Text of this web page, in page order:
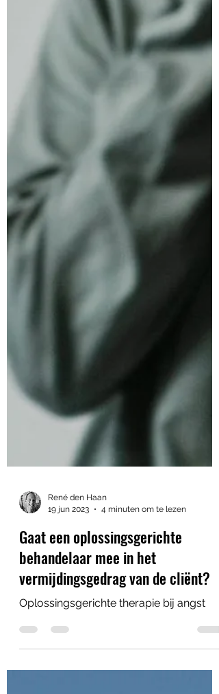
René den Haan
19 jun 2023
4 minuten om te lezen
Gaat een oplossingsgerichte
behandelaar mee in het
vermijdingsgedrag van de cliënt?
Oplossingsgerichte therapie bij angst